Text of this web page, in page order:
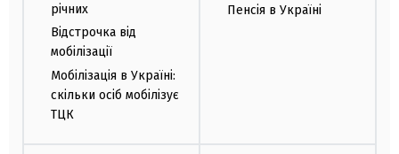
річних
Відстрочка від
мобілізації
Мобілізація в Україні:
скільки осіб мобілізує
ТЦК
Пенсія в Україні